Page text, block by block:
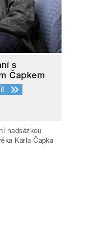
s
Čapkem
nadsázkou
Karla Čapka